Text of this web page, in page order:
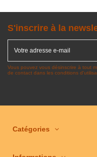
S'inscrire à la
Vous pouvez vous désinscrire à tout
de contact dans les conditions
Catégories